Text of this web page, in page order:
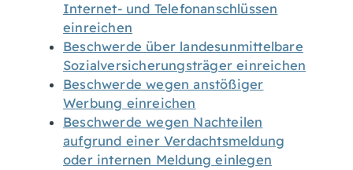
Internet- und Telefonanschlüssen
einreichen
Beschwerde über landesunmittelbare
Sozialversicherungsträger einreichen
Beschwerde wegen anstößiger
Werbung einreichen
Beschwerde wegen Nachteilen
aufgrund einer Verdachtsmeldung
oder internen Meldung einlegen